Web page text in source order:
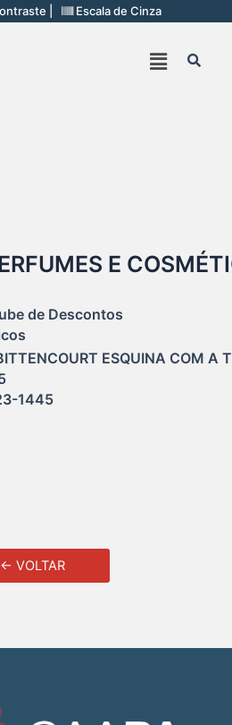
| Escala de Cinza
E
de Descontos
ESQUINA COM A
1445
← VOLTAR